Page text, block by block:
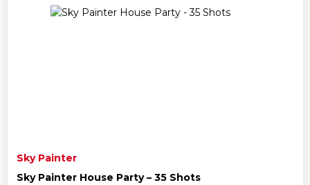
Sky Painter
Sky Painter House Party – 35 Shots